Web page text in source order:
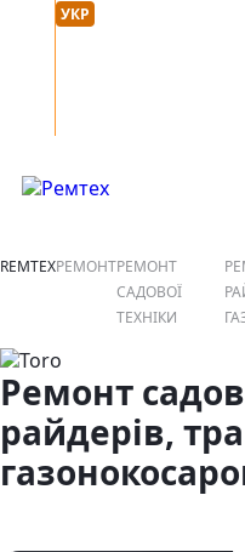
Мова сайту :
УКР
відкрити або закрити
REMTEXРЕМОНТРЕМОНТ
САДОВОЇ
ТЕХНІКИ
Ремонт
райдерів,